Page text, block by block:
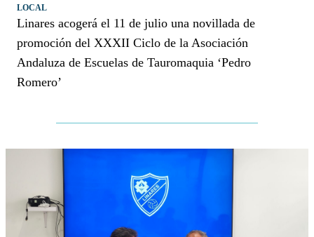
LOCAL
Linares acogerá el 11 de julio una novillada de
promoción del XXXII Ciclo de la Asociación
Andaluza de Escuelas de Tauromaquia ‘Pedro
Romero’